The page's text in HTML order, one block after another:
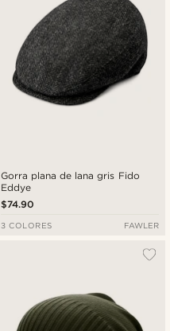
Gorra plana de lana gris Fido
Eddye
$74.90
3 COLORES FAWLER